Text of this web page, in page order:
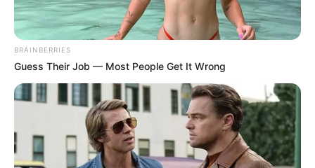
BRAINBERRIES
Guess Their Job — Most People Get It Wrong